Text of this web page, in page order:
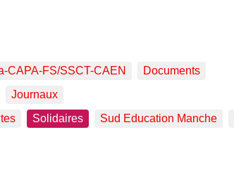
CAPA-FS/SSCT-CAEN
Documents
Journaux
Solidaires Sud Education Manche